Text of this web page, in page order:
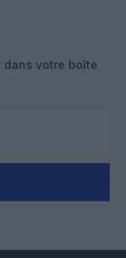
dans votre boîte